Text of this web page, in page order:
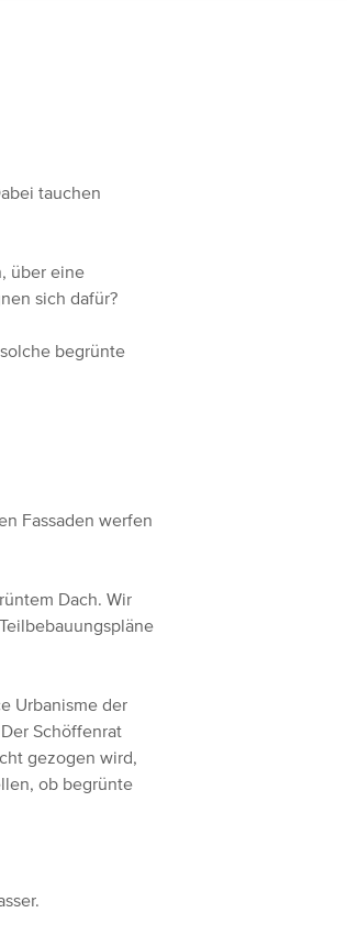
tauchen
über eine
sich dafür?
begrünte
Fassaden werfen
Dach. Wir
Urbanisme der
Schöffenrat
gezogen wird,
ob begrünte